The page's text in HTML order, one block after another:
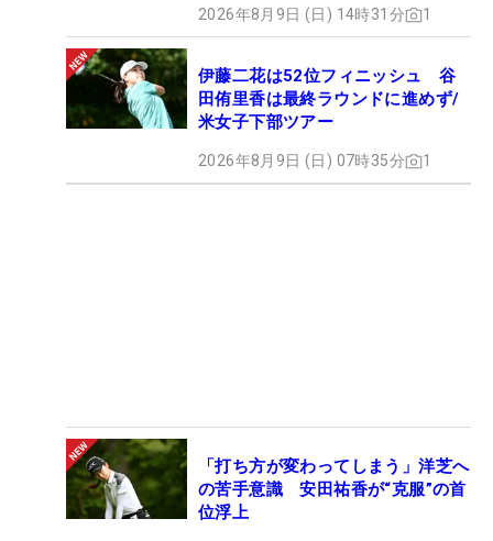
2026年8月9日 (日) 14時31分 1
伊藤二花は52位フィニッシュ 谷
田侑里香は最終ラウンドに進めず/
米女子下部ツアー
2026年8月9日 (日) 07時35分 1
「打ち方が変わってしまう」洋芝へ
の苦手意識 安田祐香が“克服”の首
位浮上